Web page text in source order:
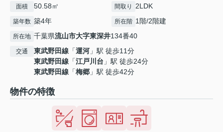
面積 50.58㎡ 間取り 2LDK
築年数 築4年 所在階 1階/2階建
所在地 千葉県流山市大字東深井134番40
交通 東武野田線 「運河 」駅 徒歩11分
東武野田線 「江戸川台 」駅 徒歩24分
東武野田線 「梅郷 」駅 徒歩42分
物件の特徴